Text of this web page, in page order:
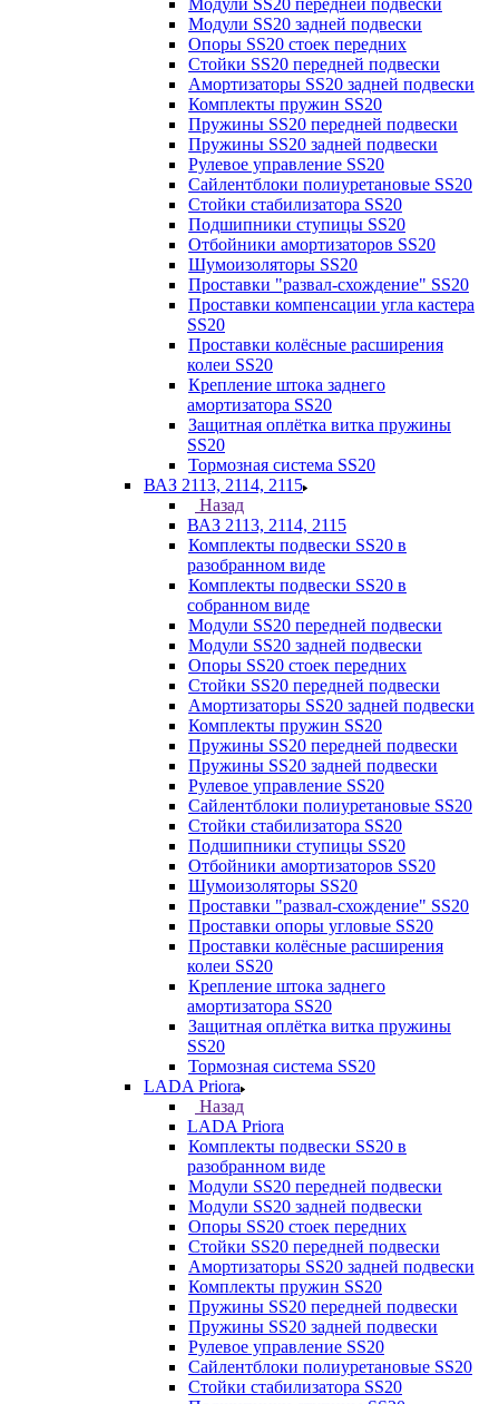
Модули SS20 передней подвески
Модули SS20 задней подвески
Опоры SS20 стоек передних
Стойки SS20 передней подвески
Амортизаторы SS20 задней подвески
Комплекты пружин SS20
Пружины SS20 передней подвески
Пружины SS20 задней подвески
Рулевое управление SS20
Сайлентблоки полиуретановые SS20
Стойки стабилизатора SS20
Подшипники ступицы SS20
Отбойники амортизаторов SS20
Шумоизоляторы SS20
Проставки "развал-схождение" SS20
Проставки компенсации угла кастера
SS20
Проставки колёсные расширения
колеи SS20
Крепление штока заднего
амортизатора SS20
Защитная оплётка витка пружины
SS20
Тормозная система SS20
ВАЗ 2113, 2114, 2115
Назад
ВАЗ 2113, 2114, 2115
Комплекты подвески SS20 в
разобранном виде
Комплекты подвески SS20 в
собранном виде
Модули SS20 передней подвески
Модули SS20 задней подвески
Опоры SS20 стоек передних
Стойки SS20 передней подвески
Амортизаторы SS20 задней подвески
Комплекты пружин SS20
Пружины SS20 передней подвески
Пружины SS20 задней подвески
Рулевое управление SS20
Сайлентблоки полиуретановые SS20
Стойки стабилизатора SS20
Подшипники ступицы SS20
Отбойники амортизаторов SS20
Шумоизоляторы SS20
Проставки "развал-схождение" SS20
Проставки опоры угловые SS20
Проставки колёсные расширения
колеи SS20
Крепление штока заднего
амортизатора SS20
Защитная оплётка витка пружины
SS20
Тормозная система SS20
LADA Priora
Назад
LADA Priora
Комплекты подвески SS20 в
разобранном виде
Модули SS20 передней подвески
Модули SS20 задней подвески
Опоры SS20 стоек передних
Стойки SS20 передней подвески
Амортизаторы SS20 задней подвески
Комплекты пружин SS20
Пружины SS20 передней подвески
Пружины SS20 задней подвески
Рулевое управление SS20
Сайлентблоки полиуретановые SS20
Стойки стабилизатора SS20